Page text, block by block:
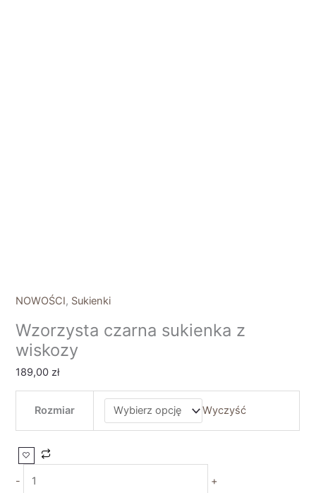
NOWOŚCI, Sukienki
Wzorzysta czarna sukienka z
wiskozy
189,00zł
Rozmiar Wyczyść
- +